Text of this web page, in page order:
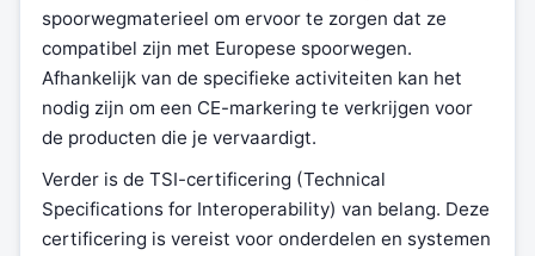
spoorwegmaterieel om ervoor te zorgen dat ze
compatibel zijn met Europese spoorwegen.
Afhankelijk van de specifieke activiteiten kan het
nodig zijn om een CE-markering te verkrijgen voor
de producten die je vervaardigt.
Verder is de TSI-certificering (Technical
Specifications for Interoperability) van belang. Deze
certificering is vereist voor onderdelen en systemen